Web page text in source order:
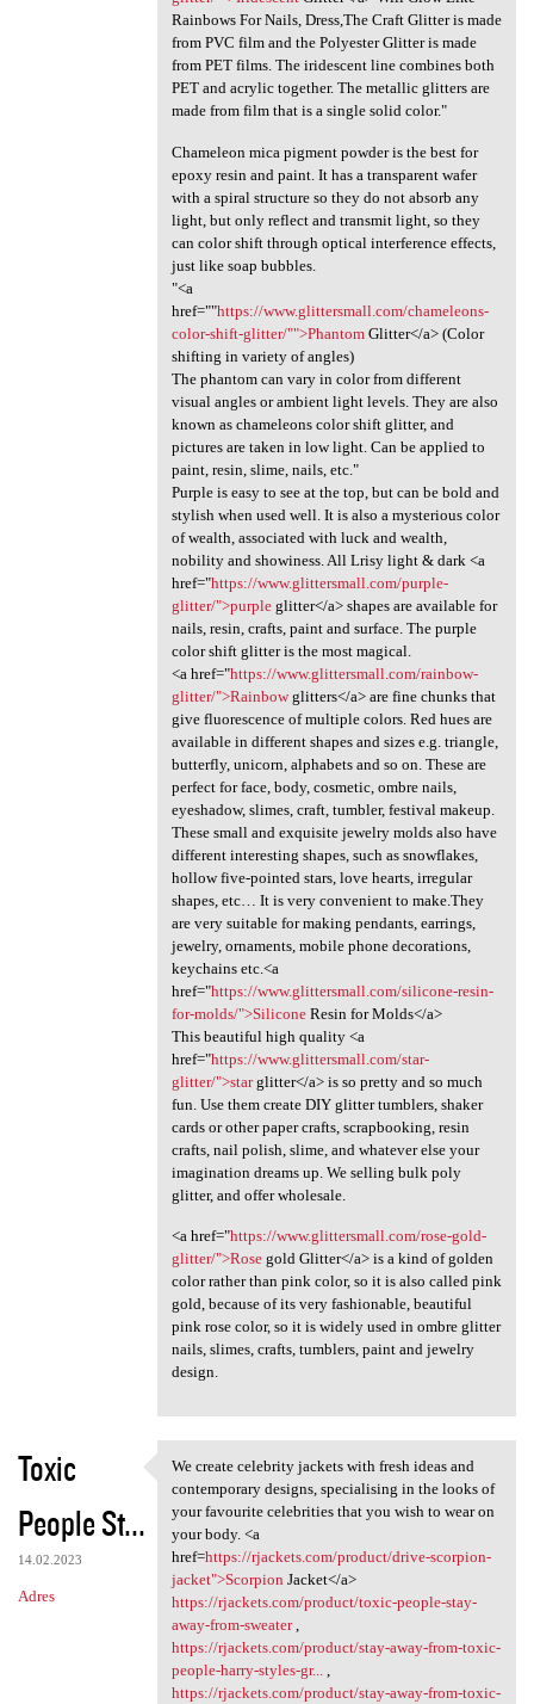
Rainbows For Nails, Dress,The Craft Glitter is made
from PVC film and the Polyester Glitter is made
from PET films. The iridescent line combines both
PET and acrylic together. The metallic glitters are
made from film that is a single solid color."
Chameleon mica pigment powder is the best for
epoxy resin and paint. It has a transparent wafer
with a spiral structure so they do not absorb any
light, but only reflect and transmit light, so they
can color shift through optical interference effects,
just like soap bubbles.
"<a
href=""https://www.glittersmall.com/chameleons-
color-shift-glitter/"">PhantomGlitter</a> (Color
shifting in variety of angles)
The phantom can vary in color from different
visual angles or ambient light levels. They are also
known as chameleons color shift glitter, and
pictures are taken in low light. Can be applied to
paint, resin, slime, nails, etc."
Purple is easy to see at the top, but can be bold and
stylish when used well. It is also a mysterious color
of wealth, associated with luck and wealth,
nobility and showiness. All Lrisy light & dark <a
href="https://www.glittersmall.com/purple-
glitter/">purpleglitter</a> shapes are available for
nails, resin, crafts, paint and surface. The purple
color shift glitter is the most magical.
<a href="https://www.glittersmall.com/rainbow-
glitter/">Rainbowglitters</a> are fine chunks that
give fluorescence of multiple colors. Red hues are
available in different shapes and sizes e.g. triangle,
butterfly, unicorn, alphabets and so on. These are
perfect for face, body, cosmetic, ombre nails,
eyeshadow, slimes, craft, tumbler, festival makeup.
These small and exquisite jewelry molds also have
different interesting shapes, such as snowflakes,
hollow five-pointed stars, love hearts, irregular
shapes, etc… It is very convenient to make.They
are very suitable for making pendants, earrings,
jewelry, ornaments, mobile phone decorations,
keychains etc.<a
href="https://www.glittersmall.com/silicone-resin-
for-molds/">SiliconeResin for Molds</a>
This beautiful high quality <a
href="https://www.glittersmall.com/star-
glitter/">starglitter</a> is so pretty and so much
fun. Use them create DIY glitter tumblers, shaker
cards or other paper crafts, scrapbooking, resin
crafts, nail polish, slime, and whatever else your
imagination dreams up. We selling bulk poly
glitter, and offer wholesale.
<a href="https://www.glittersmall.com/rose-gold-
glitter/">Rosegold Glitter</a> is a kind of golden
color rather than pink color, so it is also called pink
gold, because of its very fashionable, beautiful
pink rose color, so it is widely used in ombre glitter
nails, slimes, crafts, tumblers, paint and jewelry
design.
Toxic
People St...
14.02.2023
Adres
We create celebrity jackets
We create celebrity jackets with fresh ideas and
contemporary designs, specialising in the looks of
your favourite celebrities that you wish to wear on
your body. <a
href=https://rjackets.com/product/drive-scorpion-
jacket">Scorpion Jacket</a>
https://rjackets.com/product/toxic-people-stay-
away-from-sweater,
https://rjackets.com/product/stay-away-from-toxic-
people-harry-styles-gr...
https://rjackets.com/product/stay-away-from-toxic-